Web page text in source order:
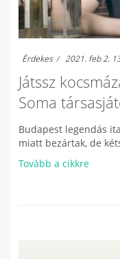
Érdekes 2021. feb 2.
Játssz
Soma
Budapest legendás
miatt bezártak, de
Tovább a cikkre